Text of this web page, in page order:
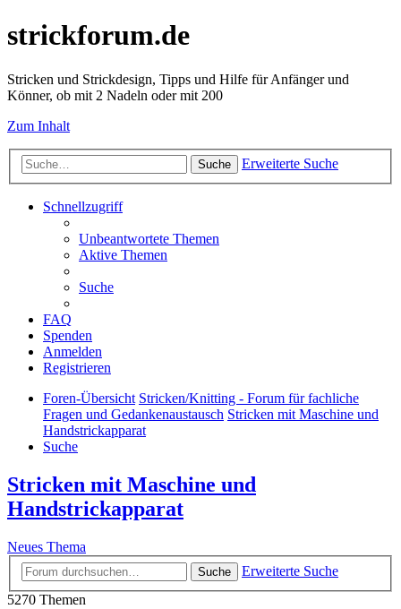
strickforum.de
Stricken und Strickdesign, Tipps und Hilfe für Anfänger und
Könner, ob mit 2 Nadeln oder mit 200
Zum Inhalt
Suche Erweiterte Suche
Schnellzugriff
Unbeantwortete Themen
Aktive Themen
Suche
FAQ
Spenden
Anmelden
Registrieren
Foren-Übersicht Stricken/Knitting - Forum für fachliche
Fragen und Gedankenaustausch Stricken mit Maschine und
Handstrickapparat
Suche
Stricken mit Maschine und
Handstrickapparat
Neues Thema
Suche
Erweiterte Suche
5270 Themen